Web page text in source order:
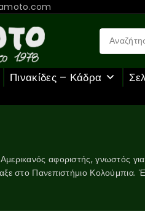
Πινακίδες – Κάδρα
αφοριστής, γνωστός για
στο Πανεπιστήμιο Κολούμπια.